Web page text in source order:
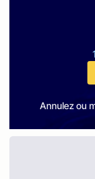
Annulez ou